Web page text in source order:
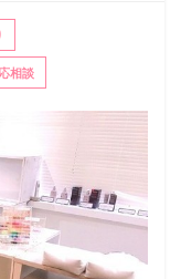
相談